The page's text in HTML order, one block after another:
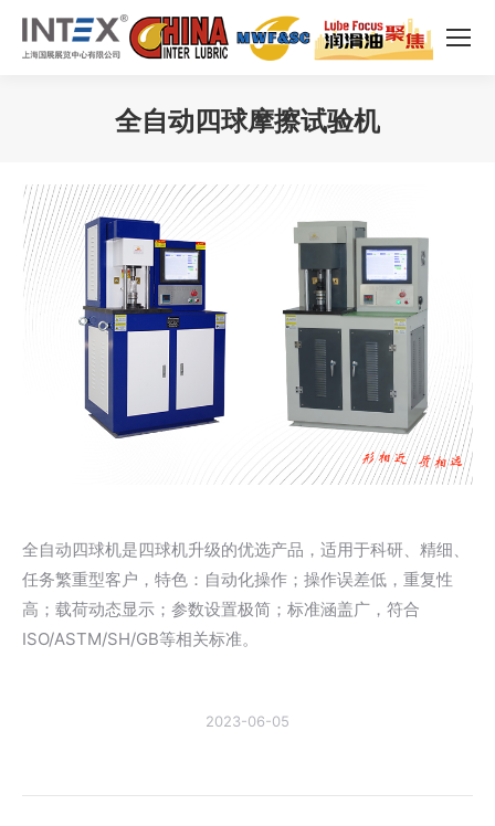
全自动四球摩擦试验机
全自动四球机是四球机升级的优选产品，适用于科研、精细、
任务繁重型客户，特色：自动化操作；操作误差低，重复性
高；载荷动态显示；参数设置极简；标准涵盖广，符合
ISO/ASTM/SH/GB等相关标准。
2023-06-05